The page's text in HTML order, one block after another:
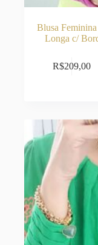
Blusa
Longa c/
R$209,00